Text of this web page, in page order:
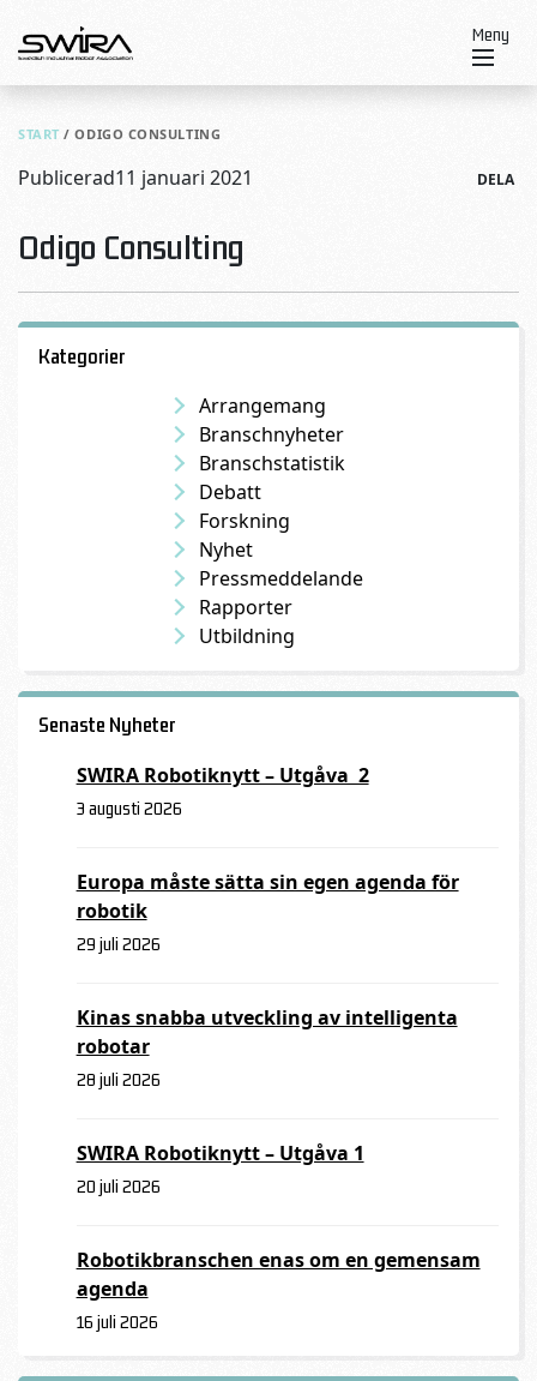
Meny
START / ODIGO CONSULTING
Publicerad11 januari 2021 DELA
Odigo Consulting
Kategorier
Arrangemang
Branschnyheter
Branschstatistik
Debatt
Forskning
Nyhet
Pressmeddelande
Rapporter
Utbildning
Senaste Nyheter
SWIRA Robotiknytt – Utgåva 2
3 augusti 2026
Europa måste sätta sin egen agenda för
robotik
29 juli 2026
Kinas snabba utveckling av intelligenta
robotar
28 juli 2026
SWIRA Robotiknytt – Utgåva 1
20 juli 2026
Robotikbranschen enas om en gemensam
agenda
16 juli 2026